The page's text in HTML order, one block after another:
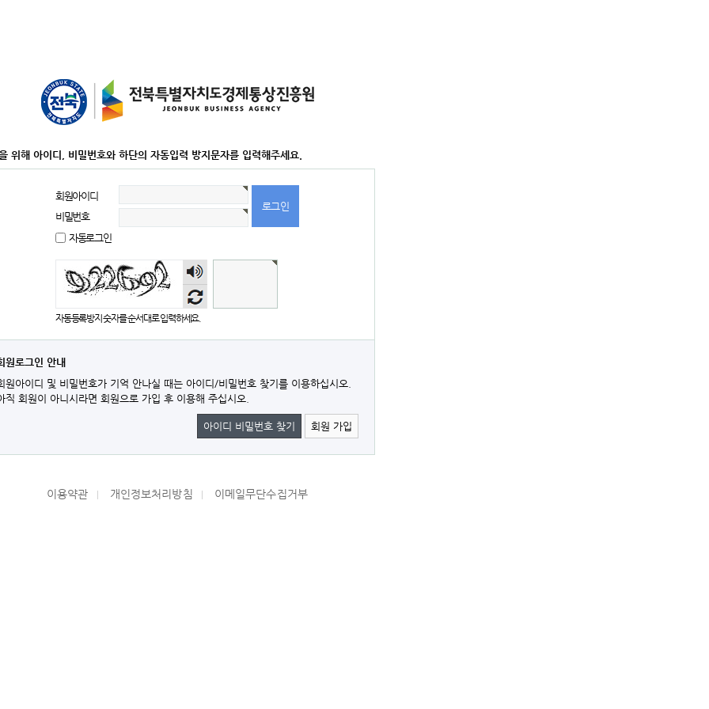
위해 아이디, 비밀번호와 하단의 자동입력 방지문자를 입력해주세요.
회원아이디
비밀번호
자동로그인
숫자
음성
듣기
자동등록방지 숫자를 순서대로 입력하세요.
원로그인 안내
원아이디 및 비밀번호가 기억 안나실 때는 아이디/비밀번호 찾기를 이용하십시오.
직 회원이 아니시라면 회원으로 가입 후 이용해 주십시오.
아이디 비밀번호 찾기 회원 가입
이용약관 개인정보처리방침 이메일무단수집거부